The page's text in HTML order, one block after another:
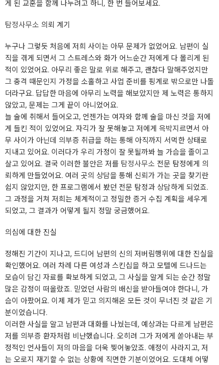
게 된 교훈을 함께 나누려고 하니, 한 번 들어보세요.
탐정사무소 의뢰 계기
누구나 그렇듯 처음에 저희 사이는 아무 문제가 없었어요. 남편이 실
직을 겪게 되면서 그 스트레스와 화가 어느순간 저에게 다 몰리게 된
적이 있었어요. 아무리 좋은 말로 위로 해주고, 괜찮다 말해주었지만
그 충격 때문인지 가정을 소홀하고 사업 준비를 핑계로 밖으로만 나돌
더라구요. 답답한 마음에 아무리 노력을 해보았지만 제 노력은 통하지
않았고, 문제는 그게 끝이 아니었어요.
늘 술에 취해서 들어오고, 언젠가는 여자와 함께 술을 마신 것을 저에
게 들킨 적이 있었어요. 자긱가 잘 못해놓고 저에게 윽박지르면서 아
무 사이가 아닌데 의부증 취급을 하는 통해 아직까지 서먹한 상태로
지내고 있어요. 이러다가 우리 가정이 잘 못될까봐 늘 가슴을 졸이고
살고 있어요. 결국 이러한 불안은 저를 탐정사무소 전문 탐정에게 의
뢰하게 만들었어요. 여러 곳의 상담을 통해 신뢰가 가는 곳을 찾기란
쉽지 않았지만, 한 프로그램에서 봤던 전문 탐정과 상담하게 되었죠.
그 과정을 거쳐 저희는 체계적이고 정밀한 증거 수집 계획을 세우게
되었고, 그 결과가 어떻게 될지 정말 궁금했어요.
의심에 대한 진실
정해진 기간이 지나고, 드디어 남편의 신의 저버림행위에 대한 진실을
확인했어요. 여러 차례 다른 여성과 스킨십을 하고 모텔에 드나드는
모습이 담긴 자료를 확보하게 되었고, 그 사실을 알게 되는 순간 정말
많은 감정이 떠올랐죠. 믿었던 사람의 배신을 받아들여야 한다니, 가
슴이 아팠어요. 이제 제가 믿고 의지해온 모든 것이 무너진 것 같은 기
분이었습니다.
이러한 사실을 알고 남편과 대화를 나눴는데, 예상과는 다르게 남편은
저를 의부증 환자처럼 비난했습니다. 오히려 그가 저에게 쏟아내는 부
정적인 언사들이 저의 마음을 더욱 찢어놓았죠. 애정이 사라지고, 저
는 오로지 재기할 수 없는 상황에 직면한 기분이었어요. 도대체 어떻